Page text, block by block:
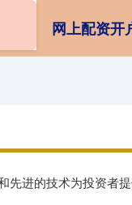
网上配资开
进的技术为投资者